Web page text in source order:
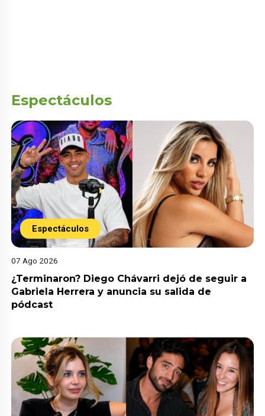
Espectáculos
Espectáculos
07 Ago 2026
¿Terminaron? Diego Chávarri dejó de seguir a
Gabriela Herrera y anuncia su salida de
pódcast